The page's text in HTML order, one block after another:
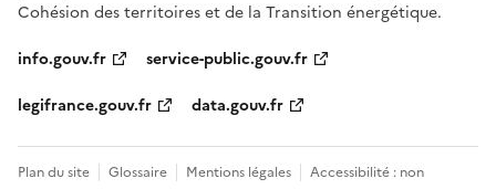
Cohésion des territoires et de la Transition énergétique.
info.gouv.fr
service-public.gouv.fr
legifrance.gouv.fr
data.gouv.fr
Plan du site Glossaire Mentions légales Accessibilité : non